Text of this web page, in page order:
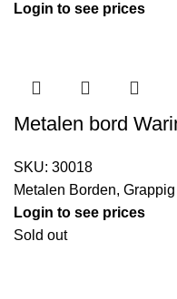
Login to see prices
Metalen bord
SKU: 30018
Metalen Borden, Grappig
Login to see prices
Sold out